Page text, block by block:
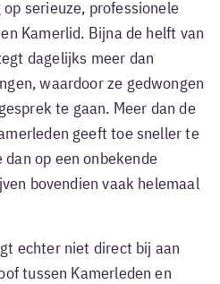
serieuze, professionele
Kamerlid. Bijna de helft van
dagelijks meer dan
waardoor ze gedwongen
te gaan. Meer dan de
geeft toe sneller te
dan op een onbekende
bovendien vaak helemaal
echter niet direct bij aan
tussen Kamerleden en